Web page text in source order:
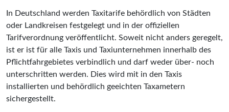
In Deutschland werden Taxitarife behördlich von Städten
oder Landkreisen festgelegt und in der offiziellen
Tarifverordnung veröffentlicht. Soweit nicht anders geregelt,
ist er ist für alle Taxis und Taxiunternehmen innerhalb des
Pflichtfahrgebietes verbindlich und darf weder über- noch
unterschritten werden. Dies wird mit in den Taxis
installierten und behördlich geeichten Taxametern
sichergestellt.